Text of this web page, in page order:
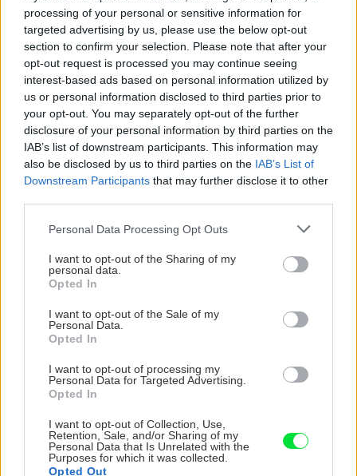
processing of your personal or sensitive information for
targeted advertising by us, please use the below opt-out
section to confirm your selection. Please note that after your
opt-out request is processed you may continue seeing
interest-based ads based on personal information utilized by
us or personal information disclosed to third parties prior to
your opt-out. You may separately opt-out of the further
disclosure of your personal information by third parties on the
IAB’s list of downstream participants. This information may
also be disclosed by us to third parties on the IAB’s List of
Downstream Participants that may further disclose it to other
Please note that this website/app uses one or more Google
not limited to your visit or usage behaviour. You may click to
grant or deny consent to Google and its third-party tags to
use your data for below specified purposes in below Google
consent section.
Personal Data Processing Opt Outs
I want to opt-out of the Sharing of my
personal data.
Opted In
I want to opt-out of the Sale of my
Personal Data.
Opted In
I want to opt-out of processing my
Personal Data for Targeted Advertising.
Opted In
I want to opt-out of Collection, Use,
Retention, Sale, and/or Sharing of my
Personal Data that Is Unrelated with the
Purposes for which it was collected.
Opted Out
ASB.sk
Rekonštrukcia Bierovských
mostov finišuje. Cestu pri
Trenčíne sprístupnia
motoristom o pol roka skôr
ASB.sk
V Nitre zrekonštruujú
bývalý štátny archív a
spravia z neho škôlku. Tá
súčasná je v havarijnom
stave
Prinesie nové toalety aj
ihrisko, na ktorom vyrastali
hokejové hviezdy